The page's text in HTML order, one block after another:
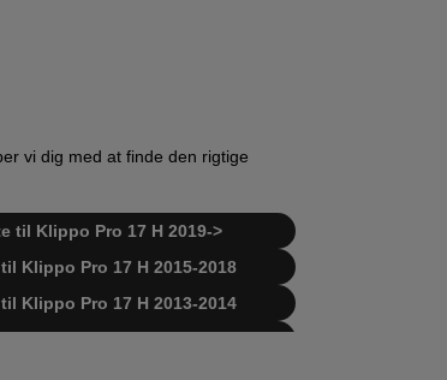
vi dig med at finde den rigtige
til Klippo Pro 17 H 2019->
Klippo Pro 17 H 2015-2018
Klippo Pro 17 H 2013-2014